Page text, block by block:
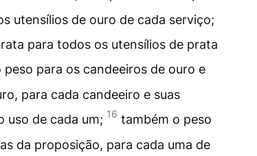
utensílios de ouro de cada serviço;
para todos os utensílios de prata
peso para os candeeiros de ouro e
para cada candeeiro e suas
uso de cada um; 16 também o peso
da proposição, para cada uma de